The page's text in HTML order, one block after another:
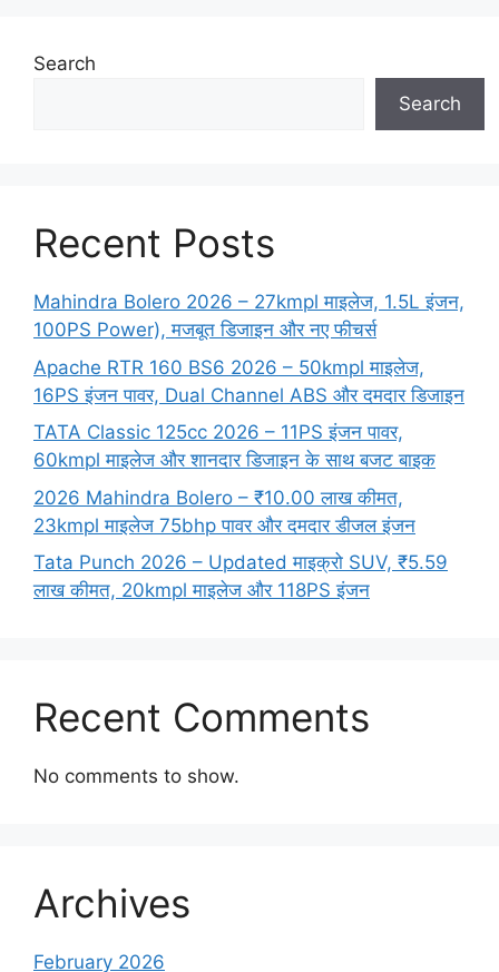
Search
Search
Recent Posts
Mahindra Bolero 2026 – 27kmpl माइलेज, 1.5L इंजन,
100PS Power), मजबूत डिजाइन और नए फीचर्स
Apache RTR 160 BS6 2026 – 50kmpl माइलेज,
16PS इंजन पावर, Dual Channel ABS और दमदार डिजाइन
TATA Classic 125cc 2026 – 11PS इंजन पावर,
60kmpl माइलेज और शानदार डिजाइन के साथ बजट बाइक
2026 Mahindra Bolero – ₹10.00 लाख कीमत,
23kmpl माइलेज 75bhp पावर और दमदार डीजल इंजन
Tata Punch 2026 – Updated माइक्रो SUV, ₹5.59
लाख कीमत, 20kmpl माइलेज और 118PS इंजन
Recent Comments
No comments to show.
Archives
February 2026